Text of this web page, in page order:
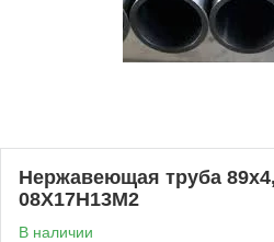
Нержавеющая труба
08Х17Н13М2
В наличии